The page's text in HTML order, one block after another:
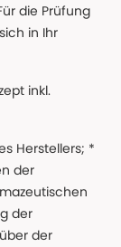
die Prüfung
in Ihr
inkl.
Herstellers; *
der
der
der